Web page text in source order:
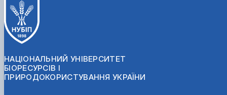
НАЦІОНАЛЬНИЙ УНІВЕРСИТЕТ
БІОРЕСУРСІВ І
ПРИРОДОКОРИСТУВАННЯ УКРАЇНИ